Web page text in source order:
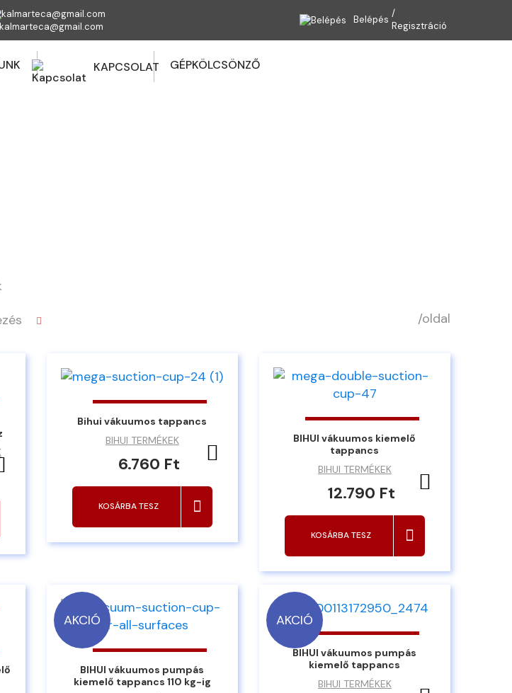
kalmarteca@gmail.com
Belépés
Regisztráció
KAPCSOLAT GÉPKÖLCSÖNZŐ
/oldal
Kedvencekhez ad
Bihui vákuumos tappancs
BIHUI TERMÉKEK
6.760 Ft
Kedvencekhez ad
KOSÁRBA TESZ
BIHUI vákuumos kiemelő
tappancs
BIHUI TERMÉKEK
12.790 Ft
KOSÁRBA TESZ
AKCIÓ
BIHUI vákuumos pumpás
kiemelő tappancs 110 kg-ig
AKCIÓ
BIHUI vákuumos pumpás
kiemelő tappancs
BIHUI TERMÉKEK